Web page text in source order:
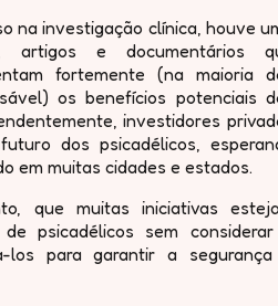
na investigação clínica, houve
artigos e documentários
fortemente (na maioria
os benefícios potenciais
investidores
dos psicadélicos,
em muitas cidades e estados.
que muitas iniciativas
psicadélicos sem
los para garantir a